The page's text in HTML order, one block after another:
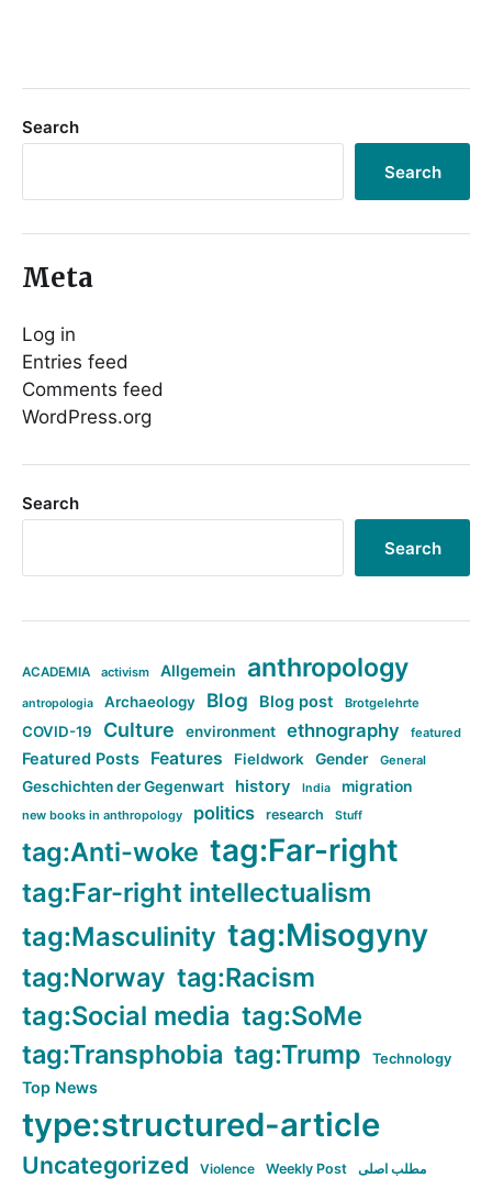
Search
Search
Meta
Log in
Entries feed
Comments feed
WordPress.org
Search
Search
ACADEMIA activism Allgemein anthropology
antropologia Archaeology Blog Blog post Brotgelehrte
COVID-19 Culture environment ethnography featured
Featured Posts Features Fieldwork Gender General
Geschichten der Gegenwart history India migration
new books in anthropology politics research Stuff
tag:Anti-woke tag:Far-right
tag:Far-right intellectualism
tag:Masculinity tag:Misogyny
tag:Norway tag:Racism
tag:Social media tag:SoMe
tag:Transphobia tag:Trump Technology
Top News
type:structured-article
Uncategorized Violence Weekly Post مطلب اصلی